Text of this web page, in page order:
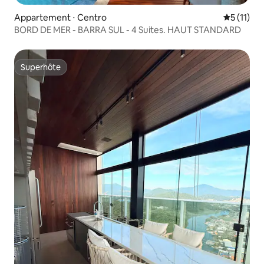
Appartement ⋅ Centro
5 (11)
BORD DE MER - BARRA SUL - 4 Suites. HAUT STANDARD
Superhôte
Superhôte